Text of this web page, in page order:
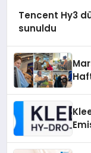
Tencent Hy3
sunuldu